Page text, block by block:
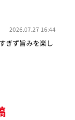
2026.07.27 16:44
ぎず旨みを楽し